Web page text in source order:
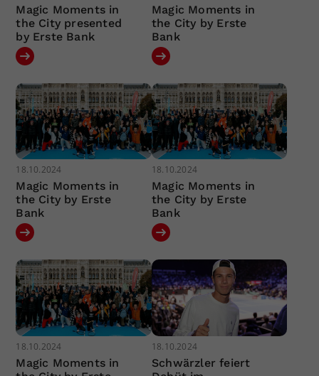
Magic Moments in
the City presented
by Erste Bank
Magic Moments in
the City by Erste
Bank
18.10.2024
Magic Moments in
the City by Erste
Bank
18.10.2024
Magic Moments in
the City by Erste
Bank
18.10.2024
Magic Moments in
18.10.2024
Schwärzler feiert